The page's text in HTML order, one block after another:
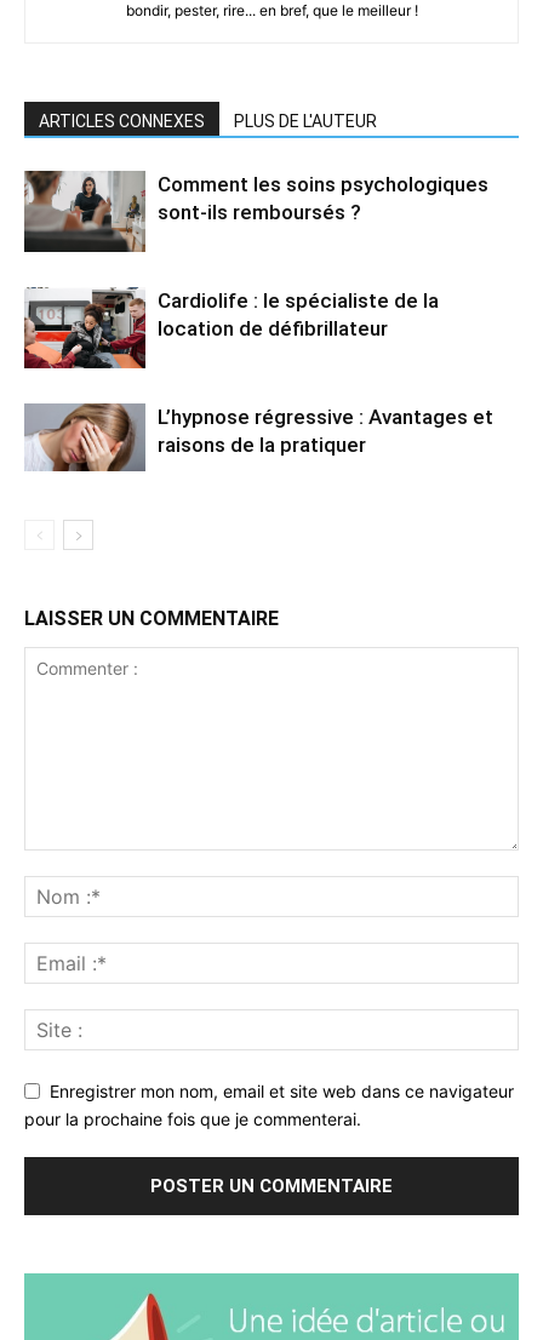
bondir, pester, rire... en bref, que le meilleur !
ARTICLES CONNEXES PLUS DE L'AUTEUR
Comment les soins psychologiques
sont-ils remboursés ?
Cardiolife : le spécialiste de la
location de défibrillateur
L’hypnose régressive : Avantages et
raisons de la pratiquer
LAISSER UN COMMENTAIRE
Enregistrer mon nom, email et site web dans ce navigateur
pour la prochaine fois que je commenterai.